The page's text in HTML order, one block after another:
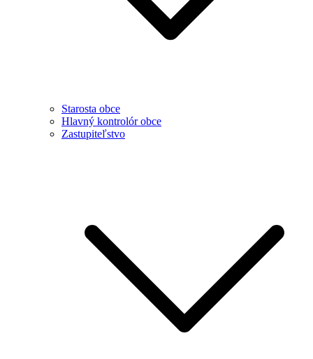
Starosta obce
Hlavný kontrolór obce
Zastupiteľstvo